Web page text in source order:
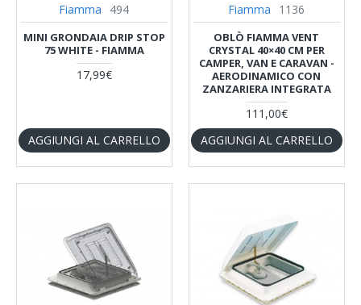
Fiamma 494
MINI GRONDAIA DRIP STOP
75 WHITE - FIAMMA
17,99€
AGGIUNGI AL CARRELLO
Fiamma 1136
OBLÒ FIAMMA VENT
CRYSTAL 40×40 CM PER
CAMPER, VAN E CARAVAN -
AERODINAMICO CON
ZANZARIERA INTEGRATA
111,00€
AGGIUNGI AL CARRELLO